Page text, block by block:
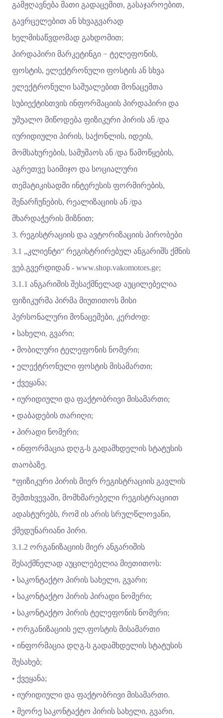
გამჟღავნება მათი გადაცემით, გასაჯაროებით,
გავრცელებით ან სხვაგვარად
ხელმისაწვდომად გახდომით;
პირდაპირი მარკეტინგი − ტელეფონის,
ფოსტის, ელექტრონული ფოსტის ან სხვა
ელექტრონული საშუალებით მონაცემთა
სუბიექტისთვის ინფორმაციის პირდაპირი და
უშუალო მიწოდება ფიზიკური პირის ან /და
იურიდიული პირის, საქონლის, იდეის,
მომსახურების, სამუშაოს ან /და წამოწყების,
აგრეთვე საიმიჯო და სოციალური
თემატიკისადმი ინტერესის ფორმირების,
შენარჩუნების, რეალიზაციის ან /და
მხარდაჭერის მიზნით;
3. რეგისტრაციის და ავტორიზაციის პირობები
3.1 „კლიენტი“ რეგისტრირებულ ანგარიშს ქმნის
ვებ.გვერდიდან - www.shop.vakomotors.ge;
3.1.1 ანგარიშის შესაქმნელად აუცილებელია
ფიზიკურმა პირმა მიუთითოს მისი
პერსონალური მონაცემები, კერძოდ:
• სახელი, გვარი;
• მობილური ტელეფონის ნომერი;
• ელექტრონული ფოსტის მისამართი;
• ქვეყანა;
• იურიდიული და ფაქტობრივი მისამართი;
• დაბადების თარიღი;
• პირადი ნომერი;
• ინფორმაცია დღგ-ს გადამხდელის სტატუსის
თაობაზე.
*ფიზიკური პირის მიერ რეგისტრაციის გავლის
შემთხვევაში, მომხმარებელი რეგისტრაციით
ადასტურებს, რომ ის არის სრულწლოვანი,
ქმედუნარიანი პირი.
3.1.2 ორგანიზაციის მიერ ანგარიშის
შესაქმნელად აუცილებელია მიეთითოს:
• საკონტაქტო პირის სახელი, გვარი;
• საკონტაქტო პირის პირადი ნომერი;
• საკონტაქტო პირის ტელეფონის ნომერი;
• ორგანიზაციის ელ.ფოსტის მისამართი
• ინფორმაცია დღგ-ს გადამხდელის სტატუსის
შესახებ;
• ქვეყანა;
• იურიდიული და ფაქტობრივი მისამართი.
• მეორე საკონტაქტო პირის სახელი, გვარი,